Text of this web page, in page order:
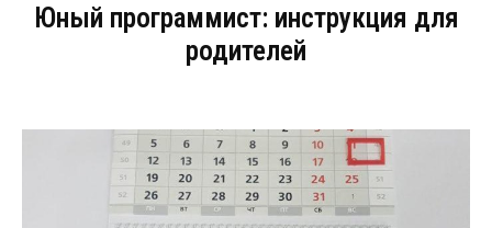
Юный программист: инструкция для
родителей